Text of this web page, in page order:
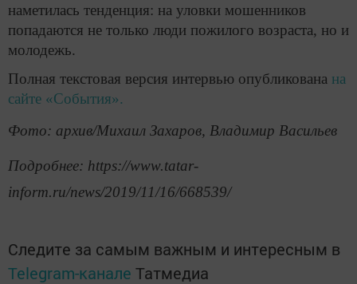
наметилась тенденция: на уловки мошенников
попадаются не только люди пожилого возраста, но и
молодежь.
Полная текстовая версия интервью опубликована на
сайте «События».
Фото: архив/Михаил Захаров, Владимир Васильев
Подробнее: https://www.tatar-
inform.ru/news/2019/11/16/668539/
Следите за самым важным и интересным в
Telegram-канале Татмедиа